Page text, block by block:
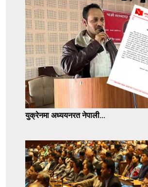
युक्रेनमा अध्ययनरत नेपाली...